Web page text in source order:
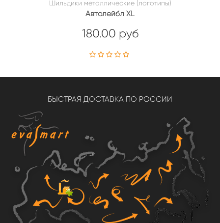
Шильдики металлические (логотипы)
Автолейбл XL
180.00 руб
БЫСТРАЯ ДОСТАВКА ПО РОССИИ